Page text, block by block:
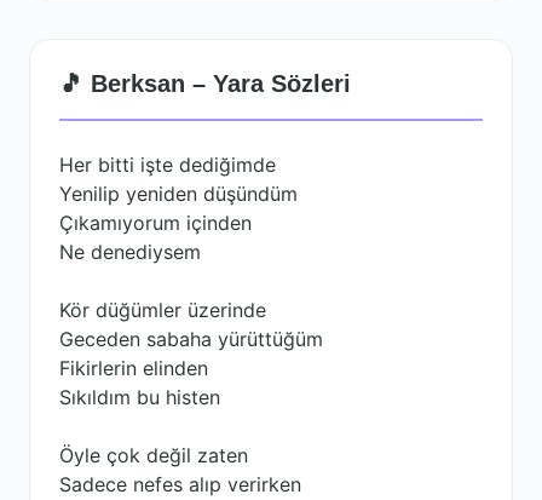
🎵 Berksan – Yara Sözleri
Her bitti işte dediğimde
Yenilip yeniden düşündüm
Çıkamıyorum içinden
Ne denediysem
Kör düğümler üzerinde
Geceden sabaha yürüttüğüm
Fikirlerin elinden
Sıkıldım bu histen
Öyle çok değil zaten
Sadece nefes alıp verirken